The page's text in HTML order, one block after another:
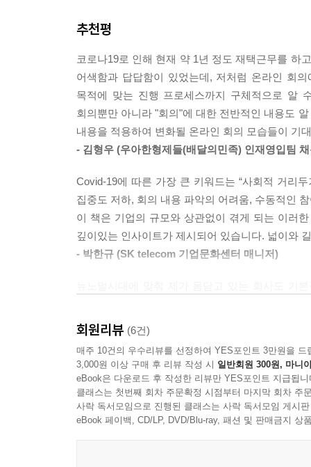
Epilogue 지도 밖의 길을 걸을 때
부록1 진짜 문제를 함께 풀어가는 기업, 리얼워크
부록2 진짜 실행을 위한 컨설팅과 트레이닝,
리얼워크 온라인 회의 기술 프로그램 소개
참고문헌과 주석
아마존 온라인 회의 사례를 보면서 여러분의 온라
담아보았습니다.
3장 “60분 온라인 회의, 3가지 성공 전략”에서는
문제가 대표적입니다. 이를 해결하여 60분 안에
나침반이 되어줄, 집중도를 높이는 콤팩트 회의
인터랙티브 회의(Interactive Meeting)에 대해 살펴
4장 “60분 온라인 회의, 준비의 기술”에서는 온
다룹니다. 바쁘게 일하는 가운데 회의 준비에 많
로 간편하게 활용하는 온라인 회의 준비의 7
파악하고 빠르게 고칠 수 있는 실전용 가이드
안건 유형별로 나누어 자세히 설명하였습니다.
클로징을 위한 진행 기술입니다. 온라인 참여기
문제의 해결방법들을 찾으실 수 있길 기대합니다.
그리고 각 장 내용에 따라 ‘60분 온라인 회의
기술〉을 바로 현장에 적용할 때 도움이 되실 겁니
추천평
코로나19로 인해 현재 약 1년 정도 재택근무를 하
어색함과 답답함이 있었는데, 저처럼 온라인 회
목적에 맞는 진행 프로세스까지 구체적으로 알
회의뿐만 아니라 "회의"에 대한 전반적인 내용도
내용을 적용하여 변화될 온라인 회의 모습들이 기
- 김형우 (우아한형제들(배달의민족) 인재영입팀
Covid-19에 따른 가장 큰 키워드는 “사회적 거리
집중도 저하, 회의 내용 파악의 어려움, 수동적인
이 책은 기업의 규모와 상관없이 겪게 되는 이러
깊이있는 인사이트가 제시되어 있습니다. 넓이와
- 박한규 (SK telecom 기업문화센터 매니저)
온라인이 되면서, 일방적으로 메시지가 전달 되
미팅이 된 것이 아닌가. 다양한 의견들이 공유되
그간 여러 방법들을 찾아보고 실험해보며 리얼
필수적으로 활용되어야 할, 특히 세일즈미팅에서
이 책을 읽는데 주저할 이유는 없을 것입니다.
- 이범수 (Salesforce, Commercial Sales 본부장)
회원리뷰 (6건)
매주 10건의 우수리뷰를 선정하여 YES포인트 3만원을 드
3,000원 이상 구매 후 리뷰 작성 시 일반회원 300원, 마니
eBook은 다운로드 후 작성한 리뷰만 YES포인트 지급됩니
클래스는 첫번째 회차 주문확정 시점부터 마지막 회차 주
사락 독서모임으로 진행된 클래스는 사락 독서모임 게시
eBook 페이백, CD/LP, DVD/Blu-ray, 패션 및 판매금지 상